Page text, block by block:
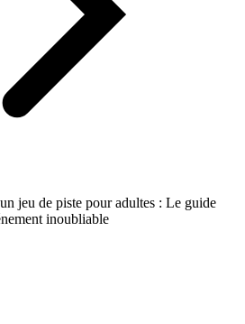
jeu de piste pour adultes : Le guide
inoubliable